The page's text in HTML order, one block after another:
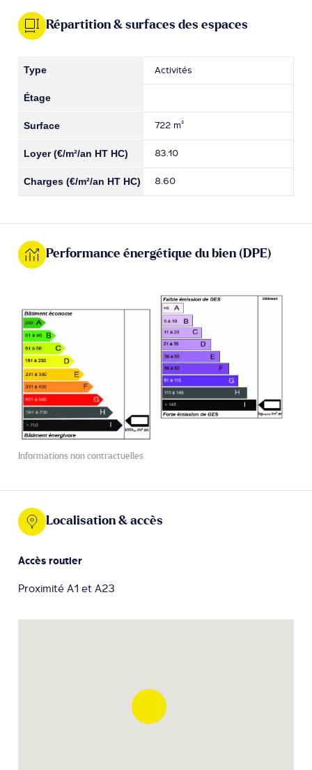
Répartition & surfaces des espaces
Activités
722 m²
83.10
8.60
Performance énergétique du bien (DPE)
Informations non contractuelles
Localisation & accès
Accès routier
Proximité A1 et A23